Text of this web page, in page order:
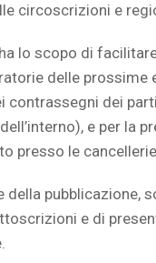
circoscrizioni e
lo scopo di
delle
contrassegni dei
e per la
presso le
della
e di